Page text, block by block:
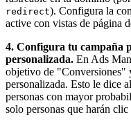
redirect). Configura la
active con vistas de página
4. Configura tu campaña
personalizada. En Ads
objetivo de "Conversiones"
personalizada. Esto le dice
personas con mayor
solo personas que harán